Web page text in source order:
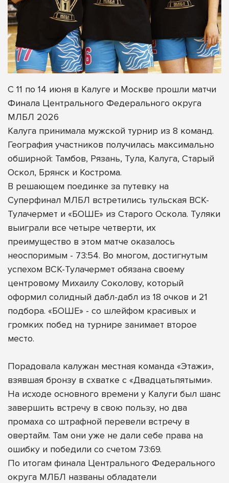
С 11 по 14 июня в Калуге и Москве прошли матчи
Финала Центрального Федерального округа
МЛБЛ 2026
Калуга принимала мужской турнир из 8 команд.
География участников получилась максимально
обширной: Тамбов, Рязань, Тула, Калуга, Старый
Оскол, Брянск и Кострома.
В решающем поединке за путевку на
Суперфинал МЛБЛ встретились тульская ВСК-
Тулачермет и «БОШЕ» из Старого Оскола. Туляки
выиграли все четыре четверти, их
преимущество в этом матче оказалось
неоспоримым - 73:54. Во многом, достигнутым
успехом ВСК-Тулачермет обязана своему
центровому Михаилу Соколову, который
оформил солидный дабл-дабл из 18 очков и 21
подбора. «БОШЕ» - со шлейфом красивых и
громких побед на турнире занимает второе
место.
Порадовала калужан местная команда «Этажи»,
взявшая бронзу в схватке с «Двадцатьпятыми».
На исходе основного времени у Калуги был шанс
завершить встречу в свою пользу, но два
промаха со штрафной перевели встречу в
овертайм. Там они уже не дали себе права на
ошибку и победили со счетом 73:69.
По итогам финала Центрального Федерального
округа МЛБЛ названы обладатели